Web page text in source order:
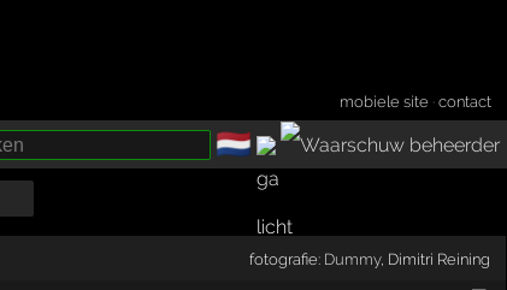
mobiele site ·contact
🇳🇱
fotografie: Dummy, Dimitri Reining